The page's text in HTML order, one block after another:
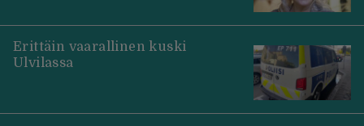
Erittäin vaarallinen kuski
Ulvilassa